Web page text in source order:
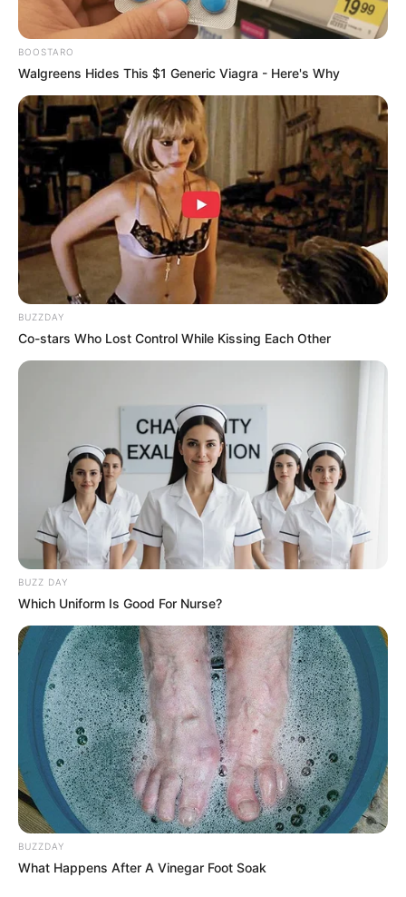
Jamie
0
fans love
VOTE
Tanggal Lahir:
5 Juli1997
Tempat Lahir:
Umur:
29 Tahun
Profesi:
Penulis Lagu ,Penyanyi,Presenter
Edit
Jamie adalah seorang penyanyi, penulis lagu, dan pembawa acara
tv yang berasal dari Daejeon, Korea Selatan. Ia dikenal
berpartisipasi di ajang
K-Pop Star yang memiliki single bertajuk
BOOSTARO
Walgreens Hides This $1 Generic Viagra - Here's Why
BUZZDAY
Co-stars Who Lost Control While Kissing Each Other
BUZZ DAY
Which Uniform Is Good For Nurse?
BUZZDAY
What Happens After A Vinegar Foot Soak